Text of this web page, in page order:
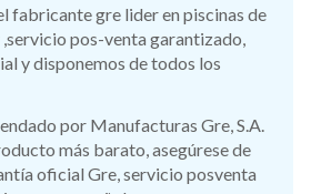
fabricante gre lider en piscinas de
pos-venta garantizado,
y disponemos de todos los
por Manufacturas Gre, S.A.
más barato, asegúrese de
oficial Gre, servicio posventa